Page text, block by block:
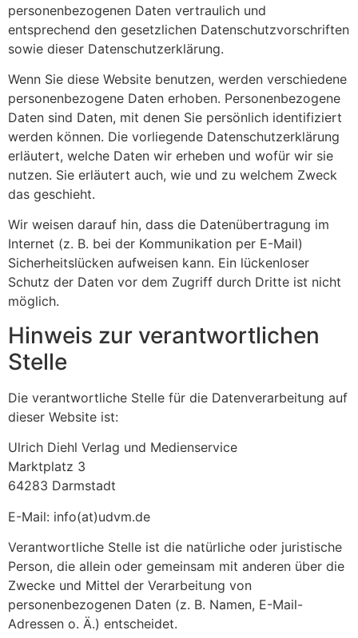
personenbezogenen Daten vertraulich und
entsprechend den gesetzlichen Datenschutzvorschriften
sowie dieser Datenschutzerklärung.
Wenn Sie diese Website benutzen, werden verschiedene
personenbezogene Daten erhoben. Personenbezogene
Daten sind Daten, mit denen Sie persönlich identifiziert
werden können. Die vorliegende Datenschutzerklärung
erläutert, welche Daten wir erheben und wofür wir sie
nutzen. Sie erläutert auch, wie und zu welchem Zweck
das geschieht.
Wir weisen darauf hin, dass die Datenübertragung im
Internet (z. B. bei der Kommunikation per E-Mail)
Sicherheitslücken aufweisen kann. Ein lückenloser
Schutz der Daten vor dem Zugriff durch Dritte ist nicht
möglich.
Hinweis zur verantwortlichen
Stelle
Die verantwortliche Stelle für die Datenverarbeitung auf
dieser Website ist:
Ulrich Diehl Verlag und Medienservice
Marktplatz 3
64283 Darmstadt
E-Mail: info(at)udvm.de
Verantwortliche Stelle ist die natürliche oder juristische
Person, die allein oder gemeinsam mit anderen über die
Zwecke und Mittel der Verarbeitung von
personenbezogenen Daten (z. B. Namen, E-Mail-
Adressen o. Ä.) entscheidet.